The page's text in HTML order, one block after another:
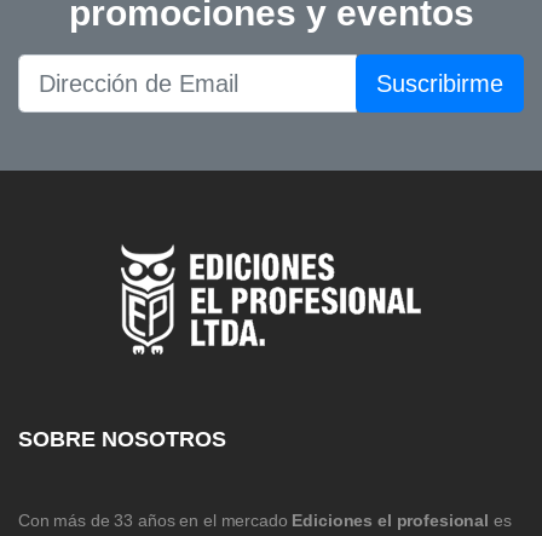
promociones y eventos
Suscribirme
SOBRE NOSOTROS
Con más de 33 años en el mercado Ediciones el profesional es